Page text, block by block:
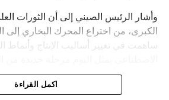
وأشار الرئيس الصيني إلى أن الثورات
الكبرى، من اختراع المحرك البخاري إلى
ساهمت في تغيير أساليب الإنتاج وأنماط
تحمل فرصاً كبيرة، لكنها تفرض في
اكمل القراءة